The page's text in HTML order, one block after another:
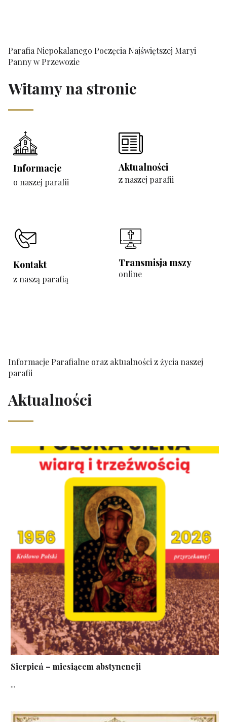
Parafia Niepokalanego Poczęcia Najświętszej Maryi
Panny w Przewozie
Witamy na stronie
Informacje
o naszej parafii
Aktualności
z naszej parafii
Kontakt
z naszą parafią
Transmisja mszy
online
Informacje Parafialne oraz aktualności z życia naszej
parafii
Aktualności
Sierpień – miesiącem abstynencji
...